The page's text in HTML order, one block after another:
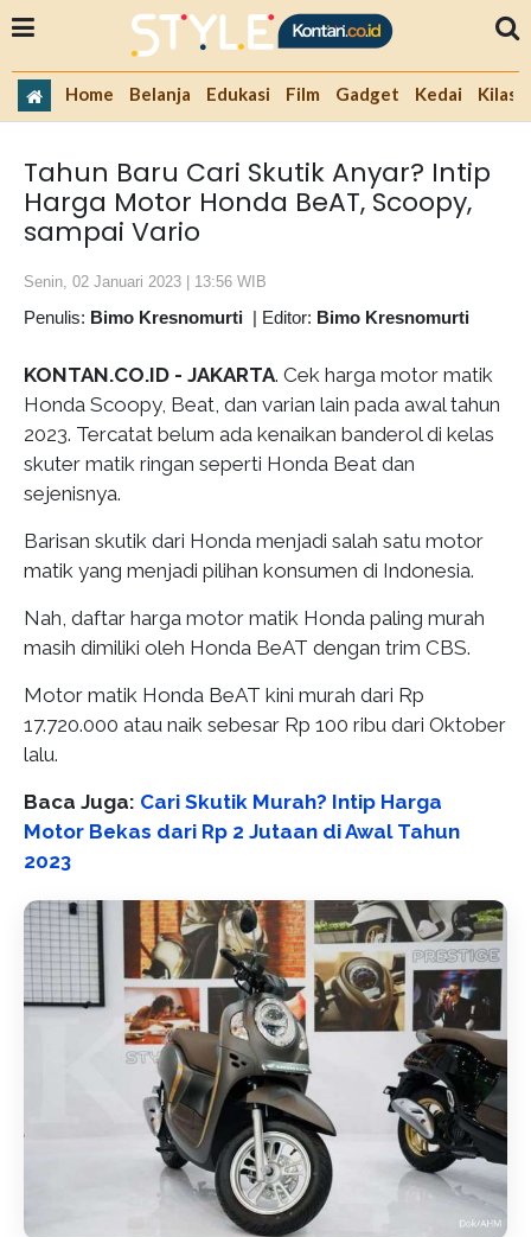
Home Belanja Edukasi Film Gadget Kedai Kilas
Tahun Baru Cari Skutik Anyar? Intip
Harga Motor Honda BeAT, Scoopy,
sampai Vario
Senin, 02 Januari 2023 | 13:56 WIB
Penulis: Bimo Kresnomurti | Editor: Bimo Kresnomurti
KONTAN.CO.ID - JAKARTA. Cek harga motor matik
Honda Scoopy, Beat, dan varian lain pada awal tahun
2023. Tercatat belum ada kenaikan banderol di kelas
skuter matik ringan seperti Honda Beat dan
sejenisnya.
Barisan skutik dari Honda menjadi salah satu motor
matik yang menjadi pilihan konsumen di Indonesia.
Nah, daftar harga motor matik Honda paling murah
masih dimiliki oleh Honda BeAT dengan trim CBS.
Motor matik Honda BeAT kini murah dari Rp
17.720.000 atau naik sebesar Rp 100 ribu dari Oktober
lalu.
Baca Juga: Cari Skutik Murah? Intip Harga
Motor Bekas dari Rp 2 Jutaan di Awal Tahun
2023